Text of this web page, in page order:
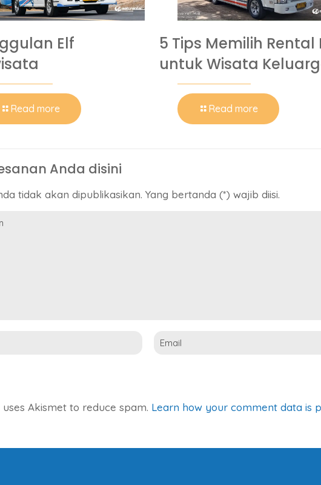
Elf
Read more
5 Tips Memilih Rental
untuk Wisata
Read more
Anda disini
tidak akan dipublikasikan. Yang bertanda (*) wajib diisi.
uses Akismet to reduce spam. Learn how your comment data is